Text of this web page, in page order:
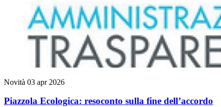
Novità 03 apr 2026
Piazzola Ecologica: resoconto sulla fine dell’accordo